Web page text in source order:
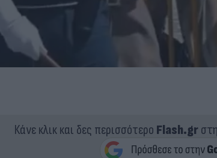
Κάνε κλικ και δες περισσότερο Flash.gr